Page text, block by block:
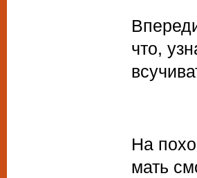
что,
На
мать